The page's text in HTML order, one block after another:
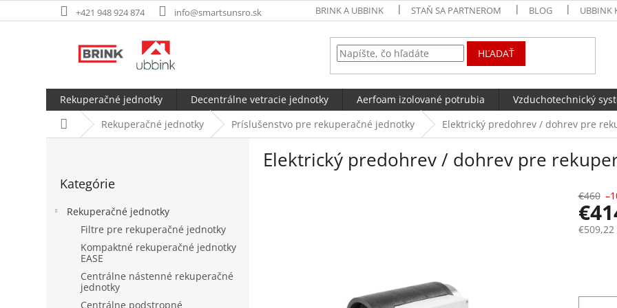
na
+421 948 924 874 info@smartsunsro.sk BRINK A UBBINK STAŇ SA PARTNEROM BLOG UBBINK
HĽADAŤ
Rekuperačné jednotky Decentrálne vetracie jednotky Aerfoam izolované potrubia Vzduchotechnický
DomovRekuperačné jednotky Príslušenstvo pre rekuperačné jednotky Elektrický predohrev / dohrev pre
kategórie
Kategórie
Rekuperačné jednotky
Filtre pre rekuperačné jednotky
Kompaktné rekuperačné jednotky
EASE
Centrálne nástenné rekuperačné
jednotky
Centrálne podstropné
Elektrický predohrev / dohrev pre
€460
€509,22